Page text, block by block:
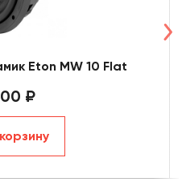
Eton MW 10 Flat
₽